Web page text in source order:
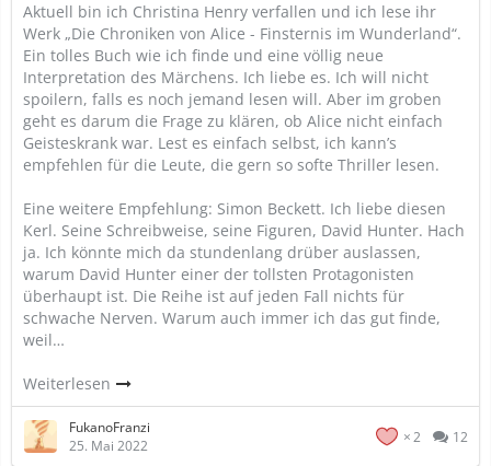
Aktuell bin ich Christina Henry verfallen und ich lese ihr
Werk „Die Chroniken von Alice - Finsternis im Wunderland“.
Ein tolles Buch wie ich finde und eine völlig neue
Interpretation des Märchens. Ich liebe es. Ich will nicht
spoilern, falls es noch jemand lesen will. Aber im groben
geht es darum die Frage zu klären, ob Alice nicht einfach
Geisteskrank war. Lest es einfach selbst, ich kann’s
empfehlen für die Leute, die gern so softe Thriller lesen.
Eine weitere Empfehlung: Simon Beckett. Ich liebe diesen
Kerl. Seine Schreibweise, seine Figuren, David Hunter. Hach
ja. Ich könnte mich da stundenlang drüber auslassen,
warum David Hunter einer der tollsten Protagonisten
überhaupt ist. Die Reihe ist auf jeden Fall nichts für
schwache Nerven. Warum auch immer ich das gut finde,
weil…
Weiterlesen
FukanoFranzi
25. Mai 2022
2 12